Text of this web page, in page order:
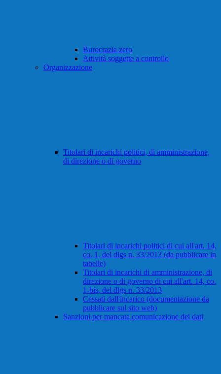
Burocrazia zero
Attività soggette a controllo
Organizzazione
Titolari di incarichi politici, di amministrazione,
di direzione o di governo
Titolari di incarichi politici di cui all'art. 14,
co. 1, del dlgs n. 33/2013 (da pubblicare in
tabelle)
Titolari di incarichi di amministrazione, di
direzione o di governo di cui all'art. 14, co.
1-bis, del dlgs n. 33/2013
Cessati dall'incarico (documentazione da
pubblicare sul sito web)
Sanzioni per mancata comunicazione dei dati